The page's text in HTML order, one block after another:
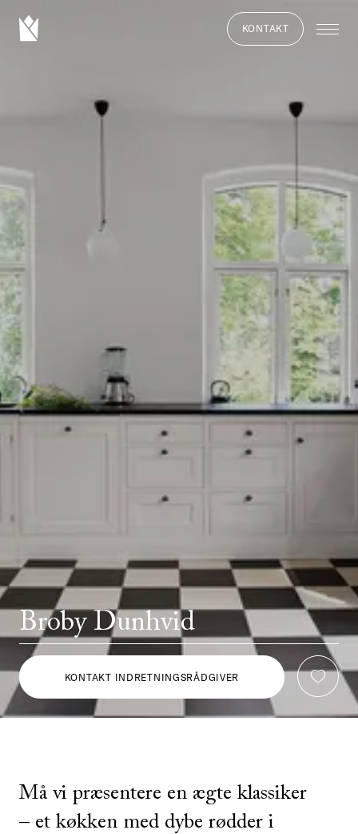
KONTAKT
Broby Dunhvid
KONTAKT INDRETNINGSRÅDGIVER
Må vi præsentere en ægte klassiker
– et køkken med dybe rødder i